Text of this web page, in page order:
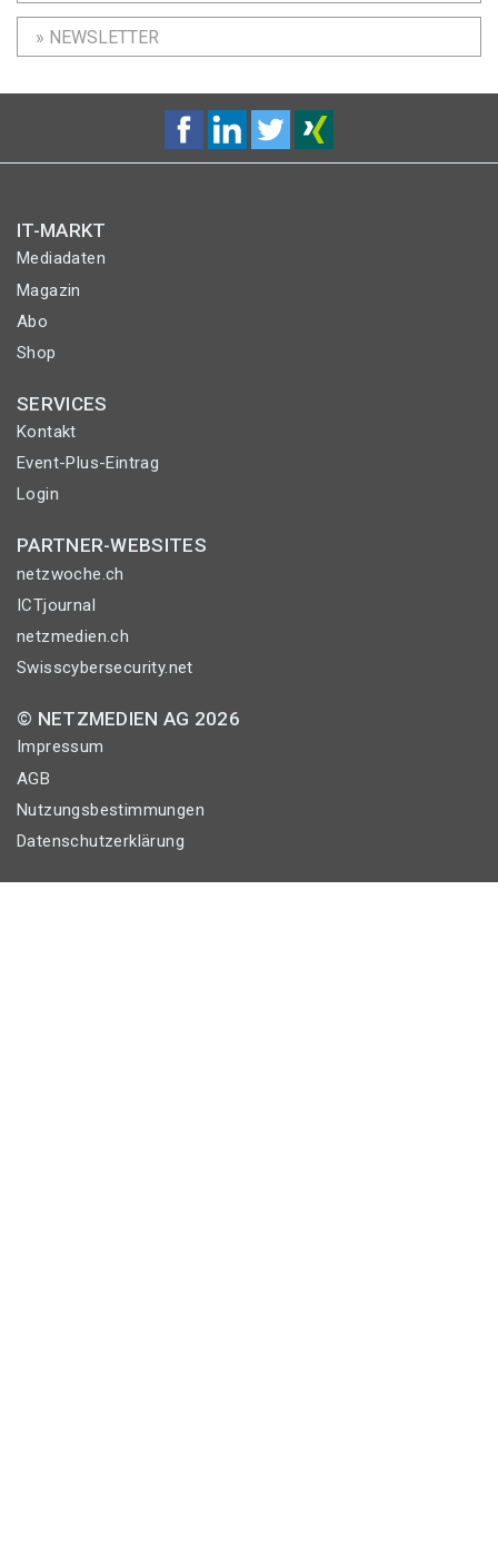
» NEWSLETTER
IT-MARKT
Mediadaten
Magazin
Abo
Shop
SERVICES
Kontakt
Event-Plus-Eintrag
Login
PARTNER-WEBSITES
netzwoche.ch
ICTjournal
netzmedien.ch
Swisscybersecurity.net
© NETZMEDIEN AG 2026
Impressum
AGB
Nutzungsbestimmungen
Datenschutzerklärung